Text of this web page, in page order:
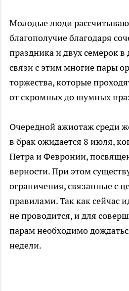
Молодые люди
благополучие благодаря
праздника и двух семерок в
связи с этим многие пары
торжества, которые
от скромных до шумных
Очередной ажиотаж среди
в брак ожидается 8 июля,
Петра и Февронии,
верности. При этом
ограничения, связанные с
правилами. Так как сейчас
не проводится, и для
парам необходимо
недели.